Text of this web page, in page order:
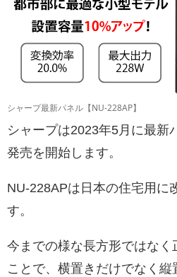
シャープ最新パネル【NU-228AP】
シャープは2023年5月に最新
発売を開始します。
NU-228APは日本の住宅用に
す。
今までの様な長方形ではなく
ことで、横置きだけでなく